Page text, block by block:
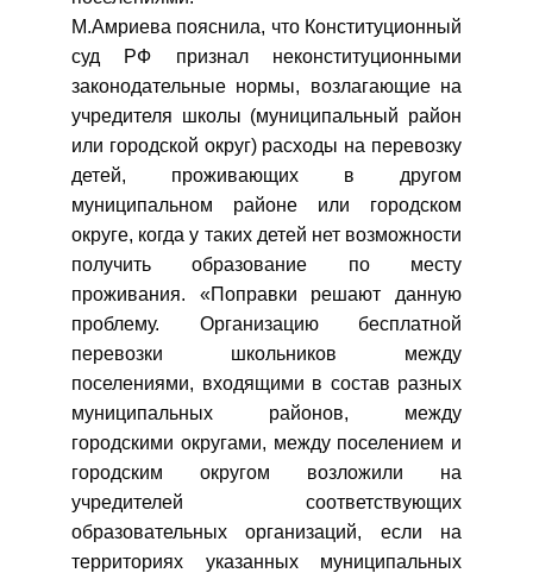
М.Амриева пояснила, что Конституционный
суд РФ признал неконституционными
законодательные нормы, возлагающие на
учредителя школы (муниципальный район
или городской округ) расходы на перевозку
детей, проживающих в другом
муниципальном районе или городском
округе, когда у таких детей нет возможности
получить образование по месту
проживания. «Поправки решают данную
проблему. Организацию бесплатной
перевозки школьников между
поселениями, входящими в состав разных
муниципальных районов, между
городскими округами, между поселением и
городским округом возложили на
учредителей соответствующих
образовательных организаций, если на
территориях указанных муниципальных